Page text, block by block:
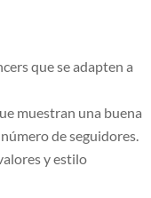
que se adapten a
muestran una buena
de seguidores.
y estilo